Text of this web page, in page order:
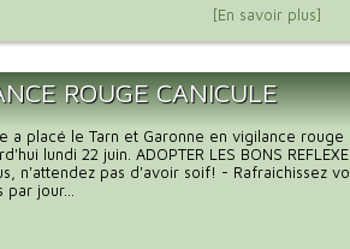
[En savoir plus]
ROUGE CANICULE
a placé le Tarn et Garonne en vigilance rouge
lundi 22 juin. ADOPTER LES BONS
n'attendez pas d'avoir soif! - Rafraichissez
jour...